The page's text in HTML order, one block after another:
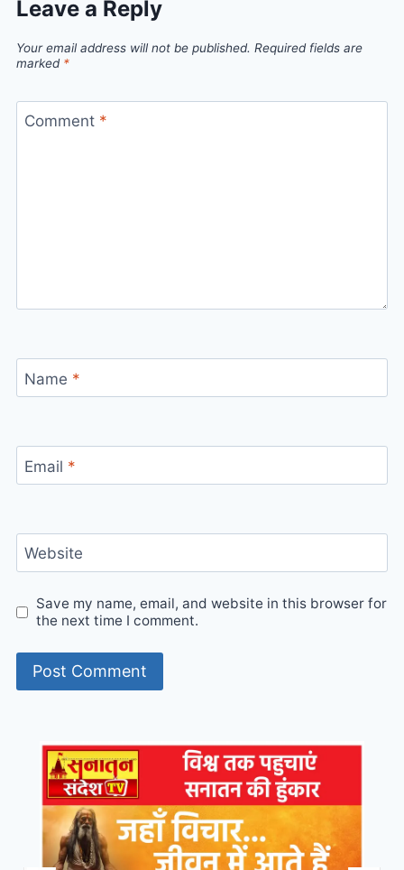
Leave a Reply
Your email address will not be published. Required fields are
marked *
Comment *
Name *
Email *
Website
Save my name, email, and website in this browser for
the next time I comment.